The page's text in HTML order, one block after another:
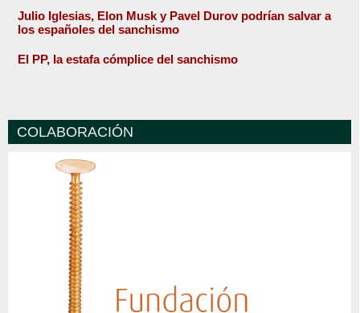
Julio Iglesias, Elon Musk y Pavel Durov podrían salvar a
los españoles del sanchismo
El PP, la estafa cómplice del sanchismo
COLABORACIÓN